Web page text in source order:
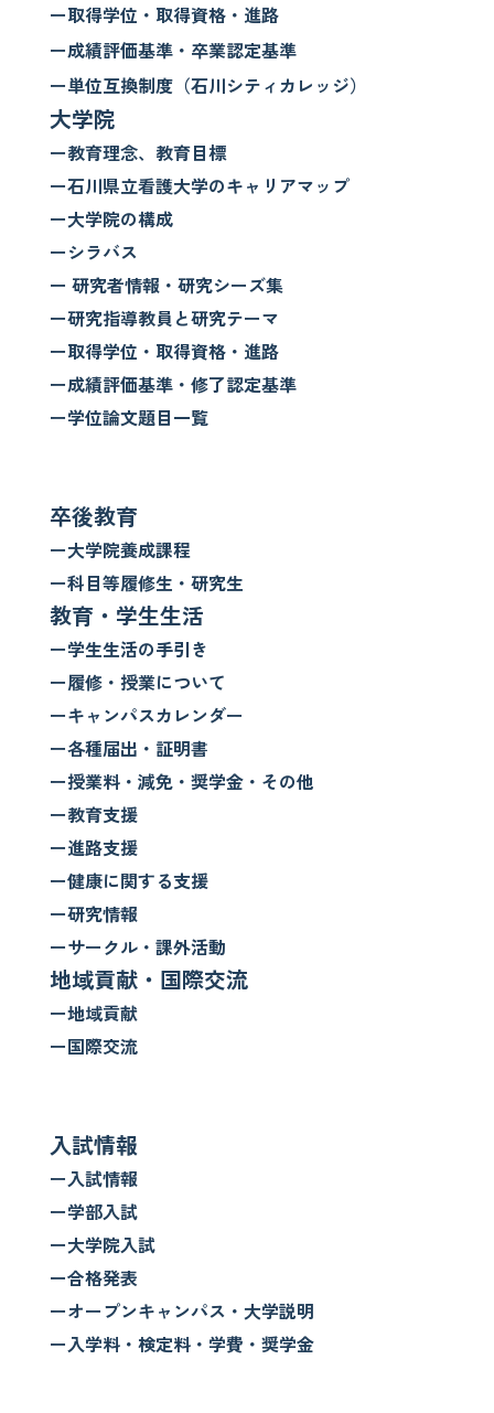
ー取得学位・取得資格・進路
ー成績評価基準・卒業認定基準
ー単位互換制度（石川シティカレッジ）
大学院
ー教育理念、教育目標
ー石川県立看護大学のキャリアマップ
ー大学院の構成
ーシラバス
ー 研究者情報・研究シーズ集
ー研究指導教員と研究テーマ
ー取得学位・取得資格・進路
ー成績評価基準・修了認定基準
ー学位論文題目一覧
卒後教育
ー大学院養成課程
ー科目等履修生・研究生
教育・学生生活
ー学生生活の手引き
ー履修・授業について
ーキャンパスカレンダー
ー各種届出・証明書
ー授業料・減免・奨学金・その他
ー教育支援
ー進路支援
ー健康に関する支援
ー研究情報
ーサークル・課外活動
地域貢献・国際交流
ー地域貢献
ー国際交流
入試情報
ー入試情報
ー学部入試
ー大学院入試
ー合格発表
ーオープンキャンパス・大学説明
ー入学料・検定料・学費・奨学金